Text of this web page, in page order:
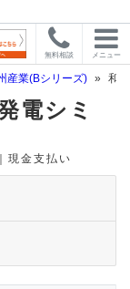
無料相談 メニュー
産業(Bシリーズ) » 和
電シミ
現金支払い